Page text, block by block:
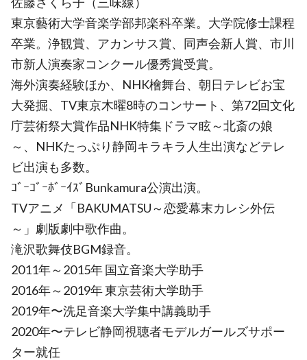
東京藝術大学音楽学部邦楽科卒業。大学院修士課程
卒業。浄観賞、アカンサス賞、同声会新人賞、市川
市新人演奏家コンクール優秀賞受賞。
海外演奏経験ほか、NHK檜舞台、朝日テレビお宝
大発掘、TV東京木曜8時のコンサート、第72回文化
庁芸術祭大賞作品NHK特集ドラマ眩～北斎の娘
～、NHKたっぷり静岡キラキラ人生出演などテレ
ビ出演も多数。
ｺﾞｰｺﾞｰﾎﾞｰｲｽﾞBunkamura公演出演。
TVアニメ「BAKUMATSU～恋愛幕末カレシ外伝
～」劇版劇中歌作曲。
滝沢歌舞伎BGM録音。
2011年～2015年 国立音楽大学助手
2016年～2019年 東京芸術大学助手
2019年〜洗足音楽大学集中講義助手
2020年〜テレビ静岡視聴者モデルガールズサポー
ター就任